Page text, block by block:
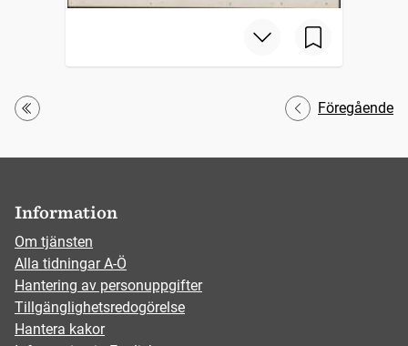
Första
Föregående
Information
Om tjänsten
Alla tidningar A-Ö
Hantering av personuppgifter
Tillgänglighetsredogörelse
Hantera kakor